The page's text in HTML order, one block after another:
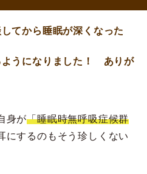
てから睡眠が深くなった
ようになりました！ ありが
身が「睡眠時無呼吸症候群
にするのもそう珍しくない